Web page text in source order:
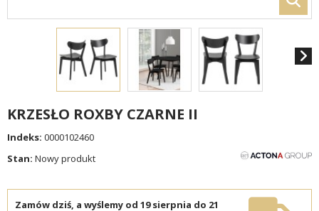
KRZESŁO ROXBY CZARNE II
Indeks: 0000102460
Stan: Nowy produkt
Zamów dziś, a wyślemy od 19 sierpnia do 21